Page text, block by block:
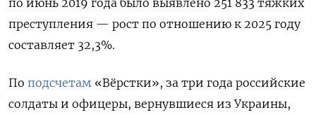
по июнь 2019 года было выявлено 251 833 тяжких
преступления — рост по отношению к 2025 году
составляет 32,3%.
По подсчетам «Вёрстки», за три года российские
солдаты и офицеры, вернувшиеся из Украины,